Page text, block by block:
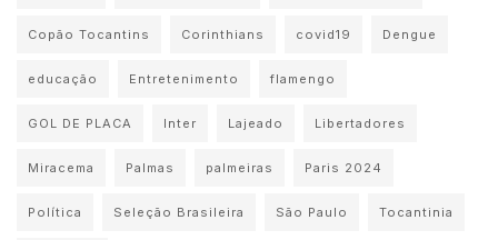
Copão Tocantins Corinthians covid19 Dengue
educação Entretenimento flamengo
GOL DE PLACA Inter Lajeado Libertadores
Miracema Palmas palmeiras Paris 2024
Política Seleção Brasileira São Paulo Tocantinia